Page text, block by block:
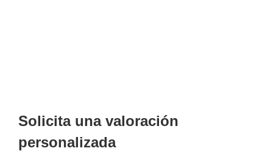
Solicita una valoración
personalizada